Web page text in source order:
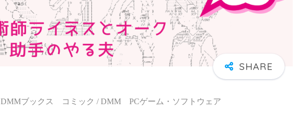
DMMブックス コミック / DMM PCゲーム・ソフトウェア